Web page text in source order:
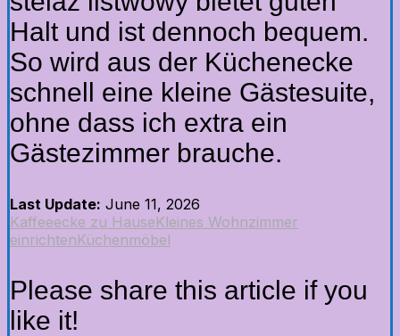
Halt und ist dennoch bequem.
So wird aus der Küchenecke
schnell eine kleine Gästesuite,
ohne dass ich extra ein
Gästezimmer brauche.
Last Update: June 11, 2026
Kaffeeecke zu HauseKleines Wohnzimmer
einrichtenKüchenmöbel
Please share this article if you
like it!